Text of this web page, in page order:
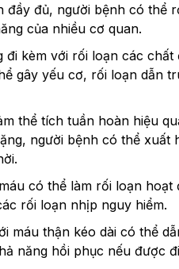
đầy đủ, người bệnh có thể
của nhiều cơ quan.
kèm với rối loạn các chất
gây yếu cơ, rối loạn dẫn
thể tích tuần hoàn hiệu
người bệnh có thể xuất
có thể làm rối loạn hoạt
rối loạn nhịp nguy hiểm.
máu thận kéo dài có thể
năng hồi phục nếu được